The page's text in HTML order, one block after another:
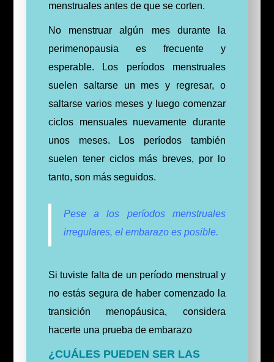
menstruales antes de que se corten.
No menstruar algún mes durante la
perimenopausia es frecuente y
esperable. Los períodos menstruales
suelen saltarse un mes y regresar, o
saltarse varios meses y luego comenzar
ciclos mensuales nuevamente durante
unos meses. Los períodos también
suelen tener ciclos más breves, por lo
tanto, son más seguidos.
Pese a los períodos menstruales
irregulares, el embarazo es posible.
Si tuviste falta de un período menstrual y
no estás segura de haber comenzado la
transición menopáusica, considera
hacerte una prueba de embarazo
¿CUÁLES PUEDEN SER LAS